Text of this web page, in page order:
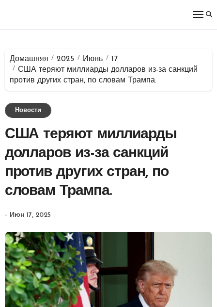
Домашняя 2025 Июнь
17
США теряют миллиарды долларов из-за санкций
против других стран, по словам Трампа.
Новости
США теряют миллиарды
долларов из-за санкций
против других стран, по
словам Трампа.
Июн 17, 2025